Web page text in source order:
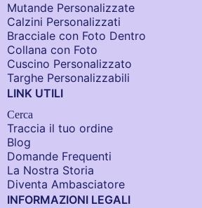
Mutande Personalizzate
Calzini Personalizzati
Bracciale con Foto Dentro​
Collana con Foto
Cuscino Personalizzato
Targhe Personalizzabili
LINK UTILI
Cerca
Traccia il tuo ordine
Blog
Domande Frequenti
La Nostra Storia
Diventa Ambasciatore
INFORMAZIONI LEGALI